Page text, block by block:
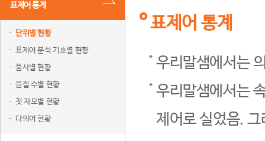
표제어 통계
단위별 현황
표제어 분석 기호별 현황
품사별 현황
음절 수별 현황
첫 자모별 현황
다의어 현황
표제어 통계
우리말샘에서는
우리말샘에서는
제어로 실었음.